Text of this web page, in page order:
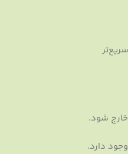
خارج شود.
دارد.